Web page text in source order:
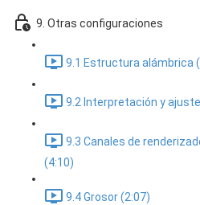
9. Otras configuraciones
9.1 Estructura alámbrica
9.2 Interpretación y
9.3 Canales de
(4:10)
9.4 Grosor (2:07)